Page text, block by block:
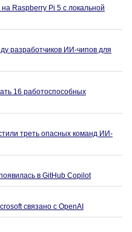
Raspberry Pi 5 с локальной
разработчиков ИИ-чипов для
16 работоспособных
треть опасных команд ИИ-
в GitHub Copilot
связано с OpenAI